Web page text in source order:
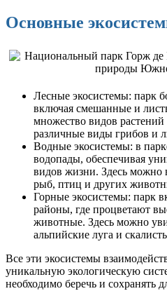
Основные
Лесные экосистемы: парк
включая смешанные и
множество видов
различные виды грибов и
Водные экосистемы: в
водопады, обеспечивая
видов жизни. Здесь можно
рыб, птиц и других
Горные экосистемы: парк
районы, где процветают
животные. Здесь можно
альпийские луга и
Все эти экосистемы
уникальную экологическую
необходимо беречь и сохранять